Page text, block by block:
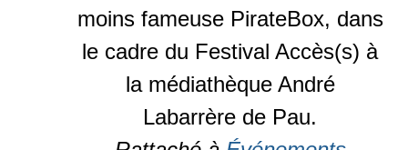
moins fameuse PirateBox, dans
le cadre du Festival Accès(s) à
la médiathèque André
Labarrère de Pau.